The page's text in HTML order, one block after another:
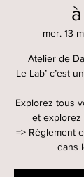
mer. 13
Atelier de
Le Lab’ c’est
Explorez tous
et explorez
=> Règlement
dans